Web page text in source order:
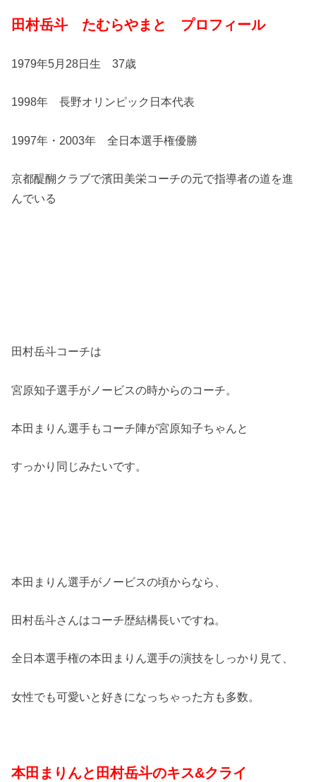
田村岳斗 たむらやまと プロフィール
1979年5月28日生 37歳
1998年 長野オリンピック日本代表
1997年・2003年 全日本選手権優勝
京都醍醐クラブで濱田美栄コーチの元で指導者の道を進
んでいる
田村岳斗コーチは
宮原知子選手がノービスの時からのコーチ。
本田まりん選手もコーチ陣が宮原知子ちゃんと
すっかり同じみたいです。
本田まりん選手がノービスの頃からなら、
田村岳斗さんはコーチ歴結構長いですね。
全日本選手権の本田まりん選手の演技をしっかり見て、
女性でも可愛いと好きになっちゃった方も多数。
本田まりんと田村岳斗のキス&クライ